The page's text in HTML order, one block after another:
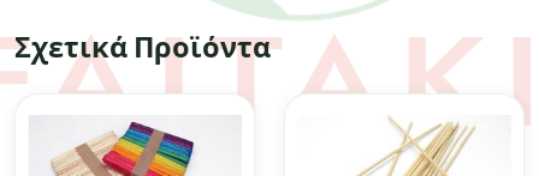
Σχετικά Προϊόντα